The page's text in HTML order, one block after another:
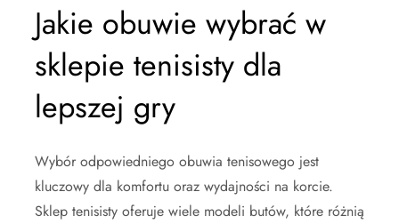
Jakie obuwie wybrać w
sklepie tenisisty dla
lepszej gry
Wybór odpowiedniego obuwia tenisowego jest
kluczowy dla komfortu oraz wydajności na korcie.
Sklep tenisisty oferuje wiele modeli butów, które różnią